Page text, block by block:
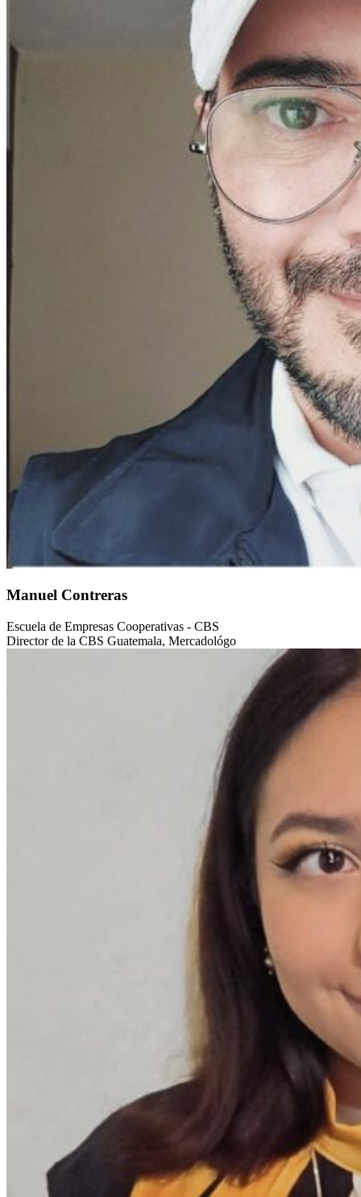
Manuel Contreras
Escuela de Empresas Cooperativas - CBS
Director de la CBS Guatemala, Mercadológo